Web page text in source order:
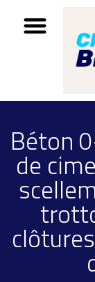
Béton
de